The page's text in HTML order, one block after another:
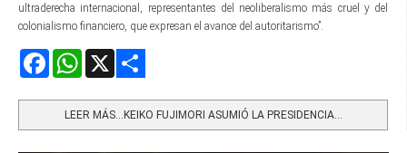
ultraderecha internacional, representantes del neoliberalismo más cruel y del
colonialismo financiero, que expresan el avance del autoritarismo”.
FacebookWhatsApp
LEER MÁS…KEIKO FUJIMORI ASUMIÓ LA PRESIDENCIA...